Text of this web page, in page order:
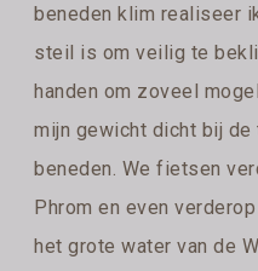
beneden klim realiseer
steil is om veilig te
handen om zoveel
mijn gewicht dicht bij
beneden. We fietsen
Phrom en even
het grote water van de